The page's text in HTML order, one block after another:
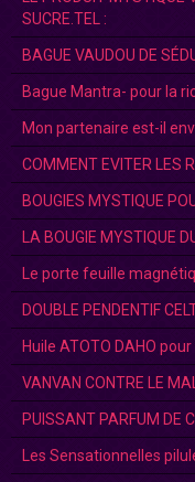
SUCRE.TEL :
BAGUE VAUDOU DE
Bague Mantra- pour la
Mon partenaire est-il
COMMENT EVITER LES
BOUGIES MYSTIQUE
LA BOUGIE MYSTIQUE
Le porte feuille
DOUBLE PENDENTIF
Huile ATOTO DAHO
VANVAN CONTRE LE
PUISSANT PARFUM DE
Les Sensationnelles